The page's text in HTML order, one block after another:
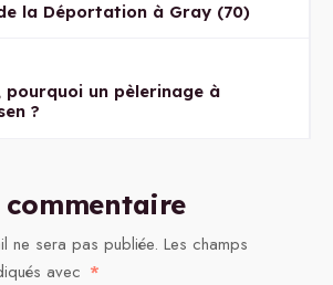
la Déportation à Gray (70)
un pèlerinage à
?
commentaire
ne sera pas publiée. Les champs
avec *